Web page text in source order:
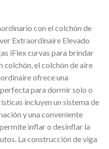
con el colchón de
Extraordinaire Elevado
iFlex curvas para brindar
colchón, el colchón de aire
ofrece una
para dormir solo o
incluyen un sistema de
y una conveniente
inflar o desinflar la
La construcción de viga